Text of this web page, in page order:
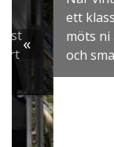
ett klassiskt
möts ni av
och smaker ...
«